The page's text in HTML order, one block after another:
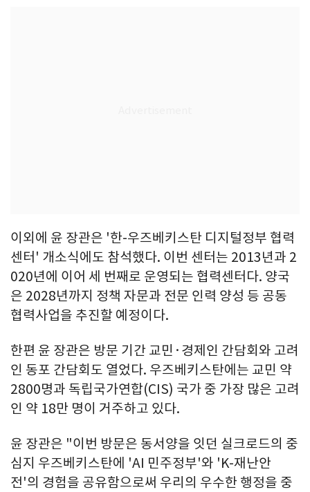
이외에 윤 장관은 '한-우즈베키스탄 디지털정부 협력
센터' 개소식에도 참석했다. 이번 센터는 2013년과 2
020년에 이어 세 번째로 운영되는 협력센터다. 양국
은 2028년까지 정책 자문과 전문 인력 양성 등 공동
협력사업을 추진할 예정이다.
한편 윤 장관은 방문 기간 교민·경제인 간담회와 고려
인 동포 간담회도 열었다. 우즈베키스탄에는 교민 약
2800명과 독립국가연합(CIS) 국가 중 가장 많은 고려
인 약 18만 명이 거주하고 있다.
윤 장관은 "이번 방문은 동서양을 잇던 실크로드의 중
심지 우즈베키스탄에 'AI 민주정부'와 'K-재난안
전'의 경험을 공유함으로써 우리의 우수한 행정을 중